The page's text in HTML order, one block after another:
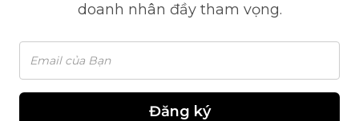
doanh nhân đầy tham vọng.
Đăng ký